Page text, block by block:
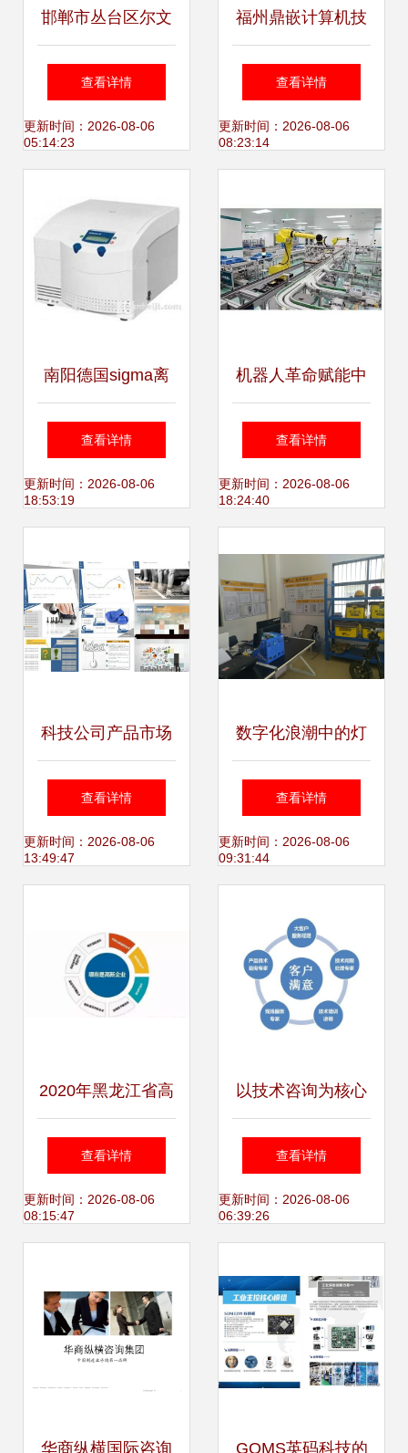
邯郸市丛台区尔文
网络技术服务 专业
引领，技术赋能
查看详情
更新时间：2026-08-06
05:14:23
福州鼎嵌计算机技
术咨询地图 福州鼎
嵌计算机技术咨询
查看详情
更新时间：2026-08-06
08:23:14
南阳德国sigma离
心机与高速冷冻离
心机 厂家选择、价
指南
查看详情
更新时间：2026-08-06
18:53:19
机器人革命赋能中
国制造 企业竞争力
迎来新飞跃
查看详情
更新时间：2026-08-06
18:24:40
科技公司产品市场
分析报告通用PPT
模板解析
查看详情
更新时间：2026-08-06
13:49:47
数字化浪潮中的灯
塔 佛山市三度信息
技术咨询的价值解
查看详情
更新时间：2026-08-06
09:31:44
2020年黑龙江省高
新技术企业认定全
攻略 流程、时间、
咨询电话
查看详情
更新时间：2026-08-06
08:15:47
以技术咨询为核心
的支撑 四联智能服
务体系面面观
查看详情
更新时间：2026-08-06
06:39:26
华商纵横国际咨询 GOMS英码科技的